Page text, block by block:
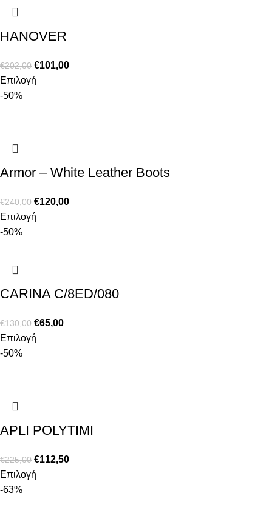
HANOVER
€202,00 €101,00
Επιλογή
-50%
Armor – White Leather Boots
€240,00 €120,00
Επιλογή
-50%
CARINA C/8ED/080
€130,00 €65,00
Επιλογή
-50%
APLI POLYTIMI
€225,00 €112,50
Επιλογή
-63%